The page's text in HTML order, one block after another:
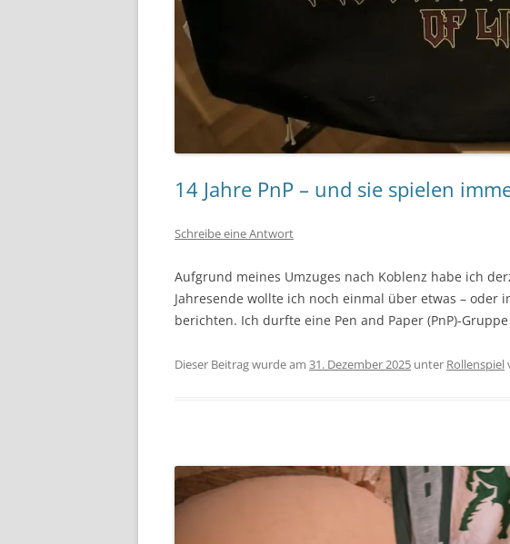
14 Jahre PnP – und sie spielen
Schreibe eine Antwort
Aufgrund meines Umzuges nach Koblenz habe ich
Jahresende wollte ich noch einmal über etwas – oder
berichten. Ich durfte eine Pen and Paper (PnP)-
Dieser Beitrag wurde am 31. Dezember 2025 unter Rollenspiel